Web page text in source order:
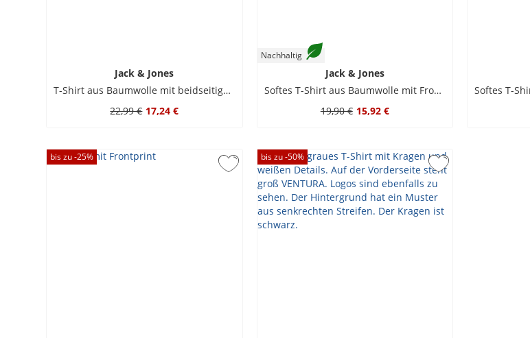
Jack & Jones
T-Shirt aus Baumwolle mit beidseitigem Print
22,99 € 17,24 €
Nachhaltig
Jack & Jones
Softes T-Shirt aus Baumwolle mit Frontprint
19,90 € 15,92 €
bis zu -25% bis zu -50%